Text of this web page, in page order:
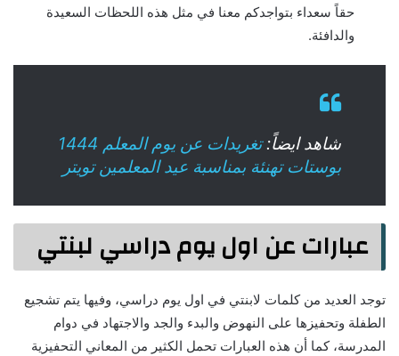
حقاً سعداء بتواجدكم معنا في مثل هذه اللحظات السعيدة
والدافئة.
شاهد ايضاً:
تغريدات عن يوم المعلم 1444
بوستات تهنئة بمناسبة عيد المعلمين تويتر
عبارات عن اول يوم دراسي لبنتي
توجد العديد من كلمات لابنتي في اول يوم دراسي، وفيها يتم تشجيع
الطفلة وتحفيزها على النهوض والبدء والجد والاجتهاد في دوام
المدرسة، كما أن هذه العبارات تحمل الكثير من المعاني التحفيزية